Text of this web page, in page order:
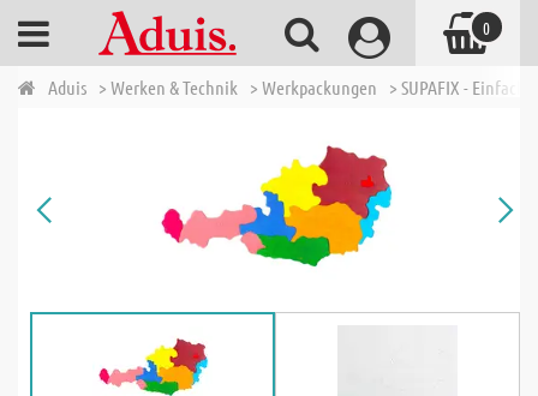
Aduis > Werken & Technik > Werkpackungen > SUPAFIX -
0